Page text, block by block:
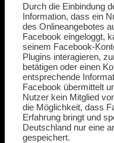
Durch die Einbindung
Information, dass ein
des Onlineangebotes
Facebook eingeloggt,
seinem Facebook-
Plugins interagieren,
betätigen oder einen
entsprechende
Facebook übermittelt
Nutzer kein Mitglied
die Möglichkeit, dass
Erfahrung bringt und
Deutschland nur eine
gespeichert.